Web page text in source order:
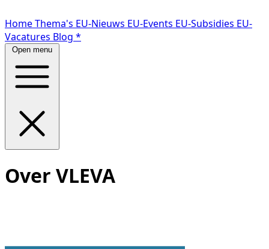
HomeThema's EU-Nieuws EU-Events EU-Subsidies EU-
Vacatures Blog *
Open menu
Over VLEVA